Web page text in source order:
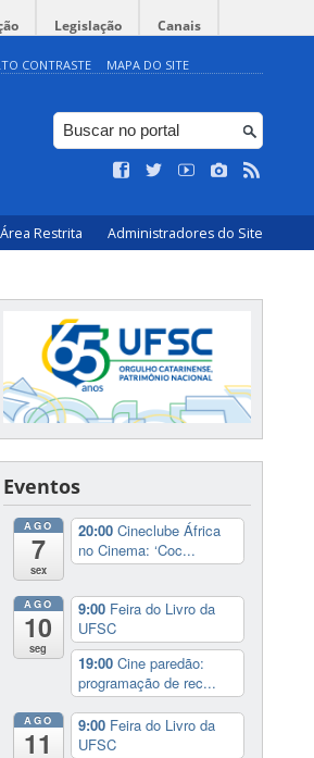
Legislação Canais
CONTRASTE MAPA DO SITE
Área Restrita Administradores do Site
Eventos
AGO
7
sex
20:00 Cineclube África
no Cinema: ‘Coc...
AGO
10
seg
9:00 Feira do Livro da
UFSC
19:00 Cine paredão:
programação de rec...
AGO
11
9:00 Feira do Livro da
UFSC